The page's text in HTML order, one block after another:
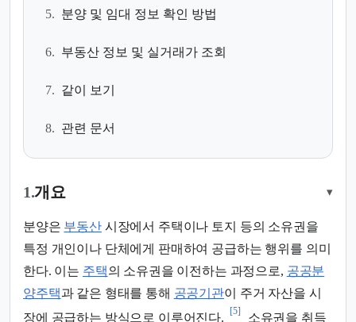
5. 분양 및 임대 정보 확인 방법
6. 부동산 정보 및 실거래가 조회
7. 같이 보기
8. 관련 문서
1.개요 ▾
분양은 부동산시장에서 주택이나 토지 등의 소유권을
특정 개인이나 단체에게 판매하여 공급하는 행위를 의미
한다. 이는 주택의 소유권을 이전하는 과정으로, 공공분
양주택과 같은 형태를 통해 공공기관이 주거 자산을 시
장에 공급하는 방식으로 이루어진다.
[5]
소유권을 취득